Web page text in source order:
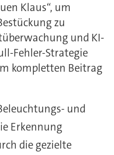
Klaus“, um
zu
und KI-
Fehler-Strategie
kompletten Beitrag
und
Erkennung
die gezielte